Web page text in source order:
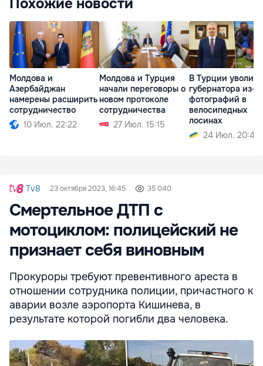
Похожие новости
Молдова и
Азербайджан
намерены расширить
сотрудничество
10 Июл. 22:22
Молдова и Турция
начали переговоры о
новом протоколе
сотрудничества
27 Июл. 15:15
В Турции уволили
губернатора из-
фотографий в
велосипедных
лосинах
24 Июл. 20:45
Tv8 23 октября 2023, 16:45 35 040
Смертельное ДТП с
мотоциклом: полицейский не
признает себя виновным
Прокуроры требуют превентивного ареста в
отношении сотрудника полиции, причастного к
аварии возле аэропорта Кишинева, в
результате которой погибли два человека.